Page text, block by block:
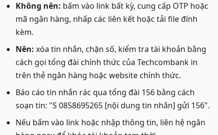
Không nên: bấm vào link bất kỳ, cung cấp OTP hoặc
mã ngân hàng, nhấp các liên kết hoặc tải file đính
kèm.
Nên: xóa tin nhắn, chặn số, kiểm tra tài khoản bằng
cách gọi tổng đài chính thức của Techcombank in
trên thẻ ngân hàng hoặc website chính thức.
Báo cáo tin nhắn rác qua tổng đài 156 bằng cách
soạn tin: "S 0858695265 [nội dung tin nhắn] gửi 156".
Nếu bấm vào link hoặc nhập thông tin, liên hệ ngân